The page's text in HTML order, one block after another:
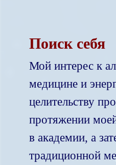
Поиск себя
Мой интерес к
медицине и
целительству
протяжении
в академии, а
традиционной